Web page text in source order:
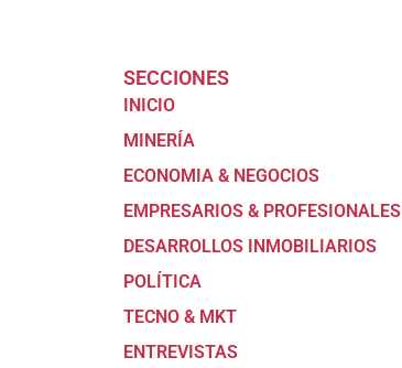
SECCIONES
INICIO
MINERÍA
ECONOMIA & NEGOCIOS
EMPRESARIOS & PROFESIONALES
DESARROLLOS INMOBILIARIOS
POLÍTICA
TECNO & MKT
ENTREVISTAS